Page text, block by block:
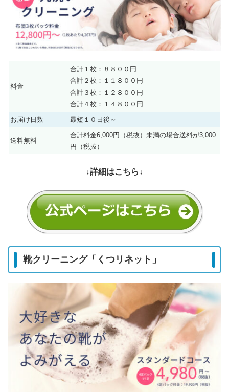
料金
合計１枚：８８００円
合計２枚：１１８００円
合計３枚：１２８００円
合計４枚：１４８００円
お届け日数
最短１０日後～
送料無料
合計料金6,000円（税抜）未満の場合送料が3,000
円（税抜）
↓詳細はこちら↓
靴クリーニング「くつリネット」